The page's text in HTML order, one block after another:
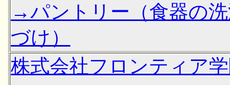
→パントリー（食器の
づけ）
株式会社フロンティア